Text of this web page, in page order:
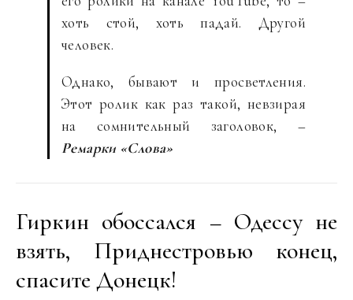
хоть стой, хоть падай. Другой
человек.
Однако, бывают и просветления.
Этот ролик как раз такой, невзирая
на сомнительный заголовок, –
Ремарки «Слова»
Гиркин обоссался – Одессу не
взять, Приднестровью конец,
спасите Донецк!